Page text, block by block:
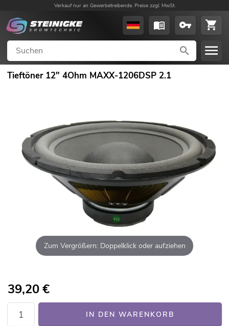
Verkauf nur an Gewerbetreibende. Preise zzgl. MwSt.
Tieftöner 12" 4Ohm MAXX-1206DSP 2.1
Zum Vergrößern: Doppelklick oder aufziehen
39,20€
IN DEN WARENKORB